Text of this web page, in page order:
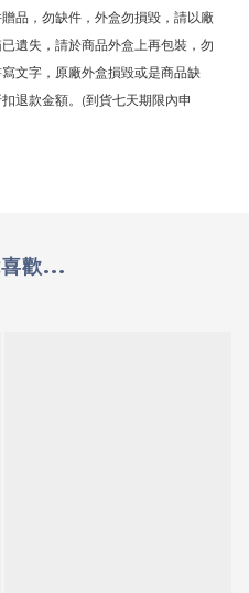
品，勿缺件，外盒勿損毀，請以廠
遺失，請於商品外盒上再包裝，勿
文字，原廠外盒損毀或是商品缺
退款金額。(到貨七天期限內申
歡...